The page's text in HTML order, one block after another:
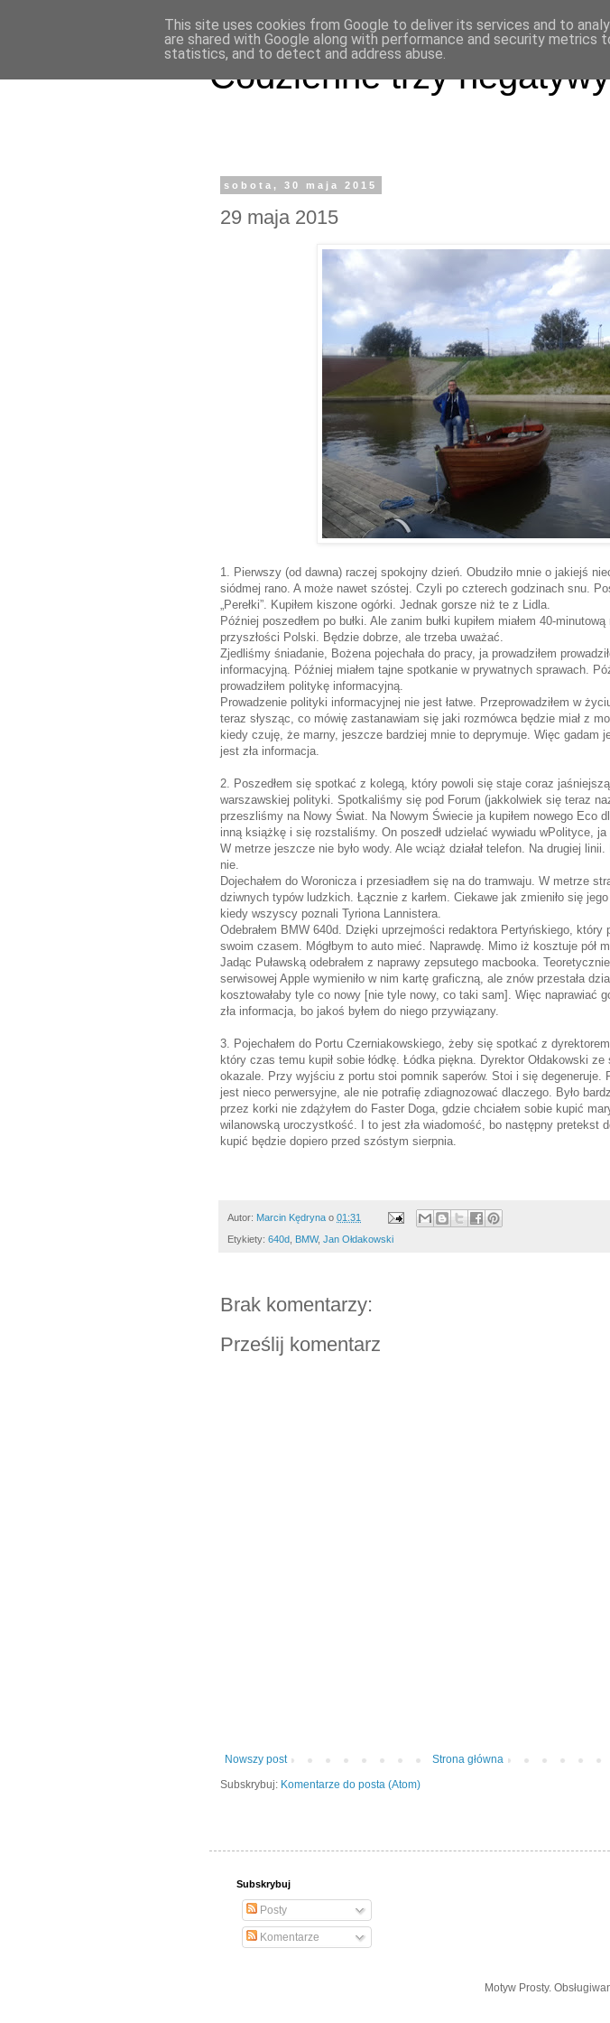
Codzienne trzy negatywy
sobota, 30 maja 2015
29 maja 2015
1. Pierwszy (od dawna) raczej spokojny dzień. Obudziło mnie o jakiejś
siódmej rano. A może nawet szóstej. Czyli po czterech godzinach snu.
„Perełki”. Kupiłem kiszone ogórki. Jednak gorsze niż te z Lidla.
Później poszedłem po bułki. Ale zanim bułki kupiłem miałem 40-
przyszłości Polski. Będzie dobrze, ale trzeba uważać.
Zjedliśmy śniadanie, Bożena pojechała do pracy, ja prowadziłem
informacyjną. Później miałem tajne spotkanie w prywatnych sprawach.
prowadziłem politykę informacyjną.
Prowadzenie polityki informacyjnej nie jest łatwe. Przeprowadziłem w
teraz słysząc, co mówię zastanawiam się jaki rozmówca będzie miał z
kiedy czuję, że marny, jeszcze bardziej mnie to deprymuje. Więc gadam
jest zła informacja.
2. Poszedłem się spotkać z kolegą, który powoli się staje coraz
warszawskiej polityki. Spotkaliśmy się pod Forum (jakkolwiek się teraz
przeszliśmy na Nowy Świat. Na Nowym Świecie ja kupiłem nowego Eco
inną książkę i się rozstaliśmy. On poszedł udzielać wywiadu wPolityce, ja
W metrze jeszcze nie było wody. Ale wciąż działał telefon. Na drugiej
nie.
Dojechałem do Woronicza i przesiadłem się na do tramwaju. W metrze
dziwnych typów ludzkich. Łącznie z karłem. Ciekawe jak zmieniło się
kiedy wszyscy poznali Tyriona Lannistera.
Odebrałem BMW 640d. Dzięki uprzejmości redaktora Pertyńskiego, który
swoim czasem. Mógłbym to auto mieć. Naprawdę. Mimo iż kosztuje pół
Jadąc Puławską odebrałem z naprawy zepsutego macbooka.
serwisowej Apple wymieniło w nim kartę graficzną, ale znów przestała
kosztowałaby tyle co nowy [nie tyle nowy, co taki sam]. Więc naprawiać
zła informacja, bo jakoś byłem do niego przywiązany.
3. Pojechałem do Portu Czerniakowskiego, żeby się spotkać z dyrektorem
który czas temu kupił sobie łódkę. Łódka piękna. Dyrektor Ołdakowski ze
okazale. Przy wyjściu z portu stoi pomnik saperów. Stoi i się degeneruje.
jest nieco perwersyjne, ale nie potrafię zdiagnozować dlaczego. Było
przez korki nie zdążyłem do Faster Doga, gdzie chciałem sobie kupić
wilanowską uroczystkość. I to jest zła wiadomość, bo następny pretekst
kupić będzie dopiero przed szóstym sierpnia.
Autor: Marcin Kędryna o 01:31
Etykiety: 640d BMW, Jan Ołdakowski
Brak komentarzy:
Prześlij komentarz
Nowszy post
Strona główna
Subskrybuj: Komentarze do posta (Atom)
Subskrybuj
Posty
Komentarze
Motyw Prosty.
This site uses cookies from Google to deliver its services and to
are shared with Google along with performance and security metrics
statistics, and to detect and address abuse.